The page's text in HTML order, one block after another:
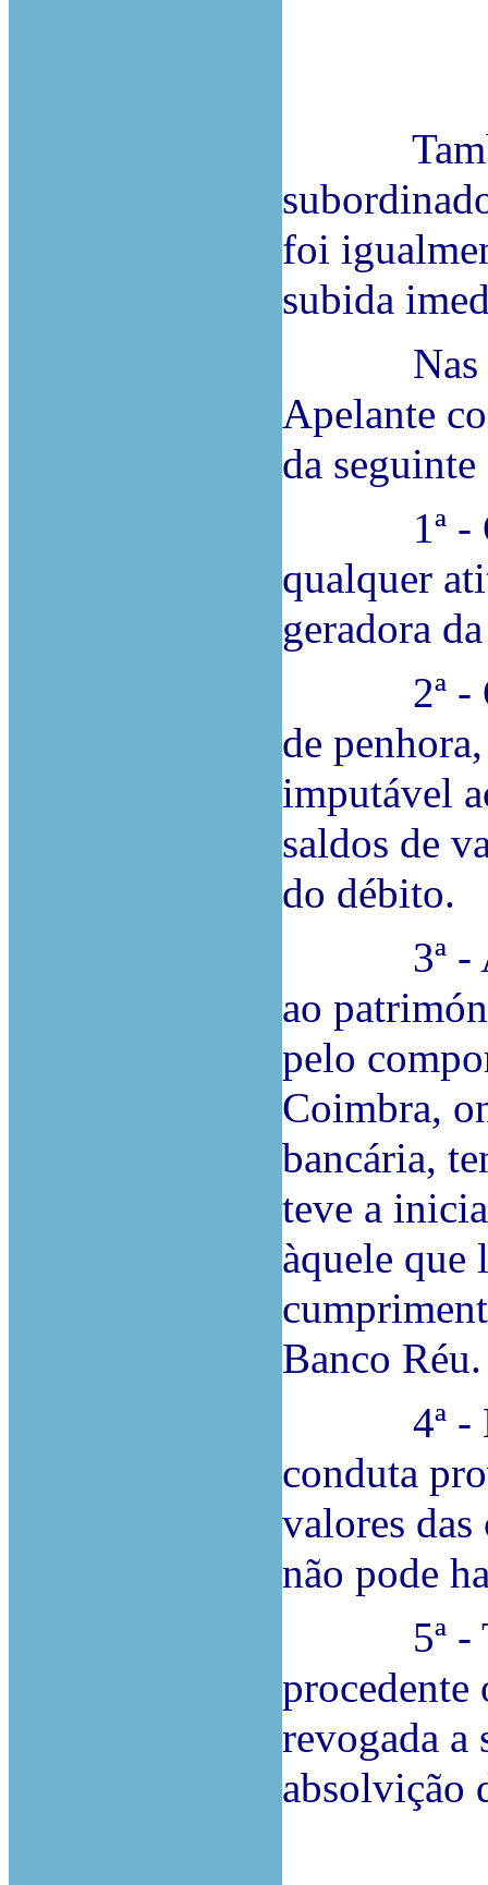
foi
subida
Nas
Apelante
da
1ª - O
qualquer
geradora
2ª - O
de
imputável
saldos de
do débito.
3ª - A
ao
pelo
Coimbra,
bancária,
teve a
àquele que
Banco Réu.
4ª -
conduta
valores
não pode
5ª -
procedente
revogada a
absolvição